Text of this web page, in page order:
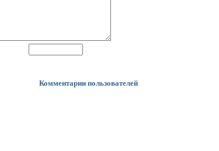
Комментарии пользователей